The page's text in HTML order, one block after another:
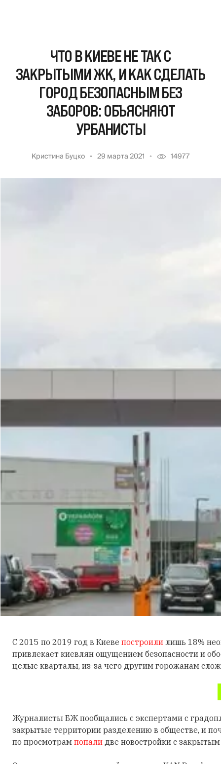
ЧТО В КИЕВЕ НЕ ТАК С
ЗАКРЫТЫМИ ЖК, И КАК СДЕЛАТЬ
ГОРОД БЕЗОПАСНЫМ БЕЗ
ЗАБОРОВ: ОБЪЯСНЯЮТ
УРБАНИСТЫ
Кристина Буцко 29 марта 2021 14977
С 2015 по 2019 год в Киеве построили лишь 18%
привлекает киевлян ощущением безопасности и
целые кварталы, из-за чего другим горожанам
Журналисты БЖ пообщались с экспертами с
закрытые территории разделению в обществе, и
по просмотрам попали две новостройки с